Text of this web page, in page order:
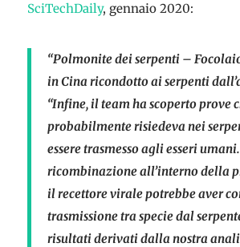
SciTechDaily, gennaio 2020:
“Polmonite dei serpenti –
in Cina ricondotto ai serpenti
“Infine, il team ha scoperto prove
probabilmente risiedeva nei
essere trasmesso agli esseri
ricombinazione all’interno della
il recettore virale potrebbe aver
trasmissione tra specie dal
risultati derivati dalla nostra